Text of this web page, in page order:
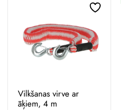
Vilkšanas virve ar
āķiem, 4 m